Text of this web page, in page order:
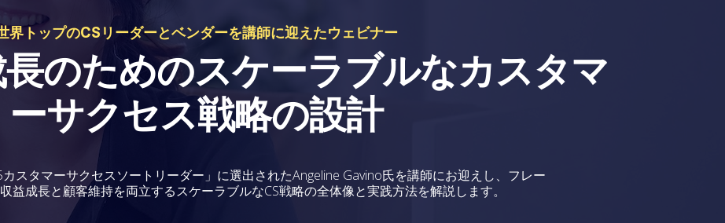
界トップのCSリーダーとベンダーを講師に迎えたウェビナー
のためのスケーラブルなカスタマ
ーサクセス戦略の設計
スタマーサクセスソートリーダー」に選出されたAngeline Gavino氏を講師にお迎えし、フレー
益成長と顧客維持を両立するスケーラブルなCS戦略の全体像と実践方法を解説します。